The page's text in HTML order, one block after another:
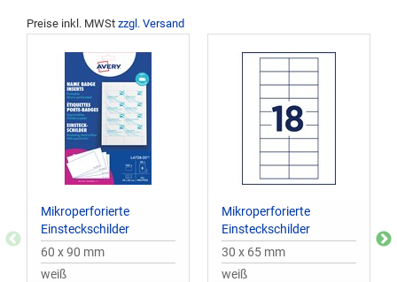
Preise inkl. MWSt zzgl. Versand
Mikroperforierte
Einsteckschilder
60 x 90 mm
weiß
Mikroperforierte
Einsteckschilder
30 x 65 mm
weiß